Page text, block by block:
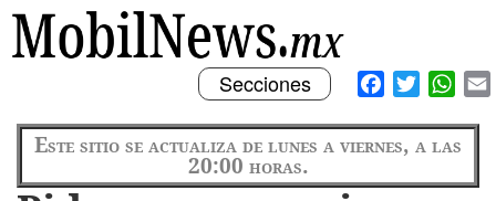
Facebook
Twitter
Toggle
navigation
Secciones
Este sitio se actualiza de lunes a viernes, a las
20:00 horas.